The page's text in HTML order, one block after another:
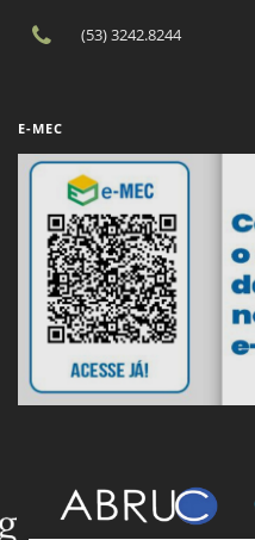
(53) 3242.8244
E-MEC